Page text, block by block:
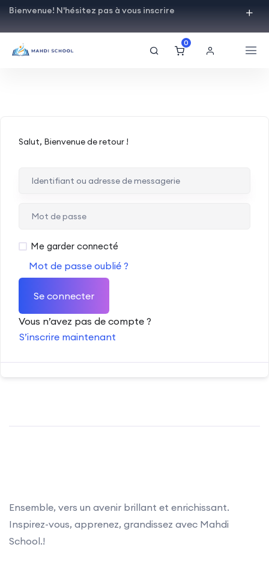
Bienvenue! N'hésitez pas à vous inscrire
0
Salut, Bienvenue de retour !
Me garder connecté
Mot de passe oublié ?
Se connecter
Vous n’avez pas de compte ?
S’inscrire maintenant
Ensemble, vers un avenir brillant et enrichissant.
Inspirez-vous, apprenez, grandissez avec Mahdi
School.!